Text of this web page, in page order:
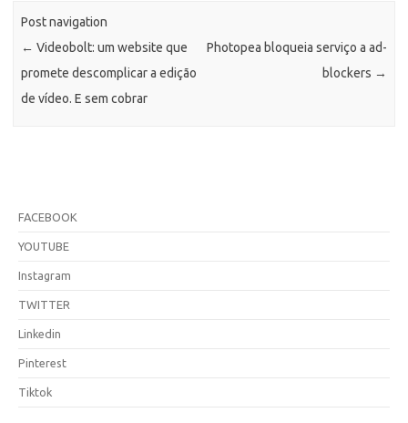
Post navigation
← Videobolt: um website que
promete descomplicar a edição
de vídeo. E sem cobrar
Photopea bloqueia serviço a ad-
blockers →
FACEBOOK
YOUTUBE
Instagram
TWITTER
Linkedin
Pinterest
Tiktok